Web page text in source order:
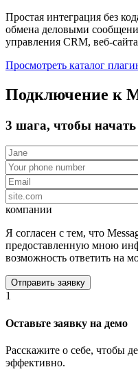
Простая интеграция без
обмена деловыми
управления CRM, веб-
Просмотреть каталог
Подключение к
3 шага, чтобы
компании
Я согласен с тем, что
предоставленную мною
возможность ответить на
1
Оставьте заявку на демо
Расскажите о себе, чтобы
эффективно.